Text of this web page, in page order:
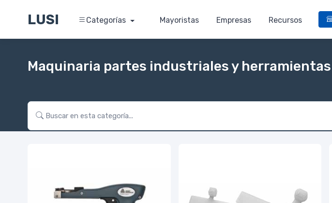
LUSI Categorías Mayoristas Empresas Recursos
Maquinaria partes industriales y herramientas